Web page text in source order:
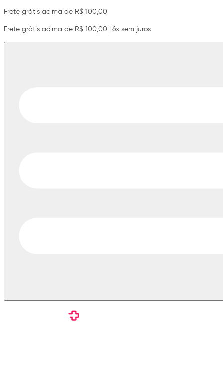
Frete grátis acima de R$ 100,00
Frete grátis acima de R$ 100,00 | 6x sem juros